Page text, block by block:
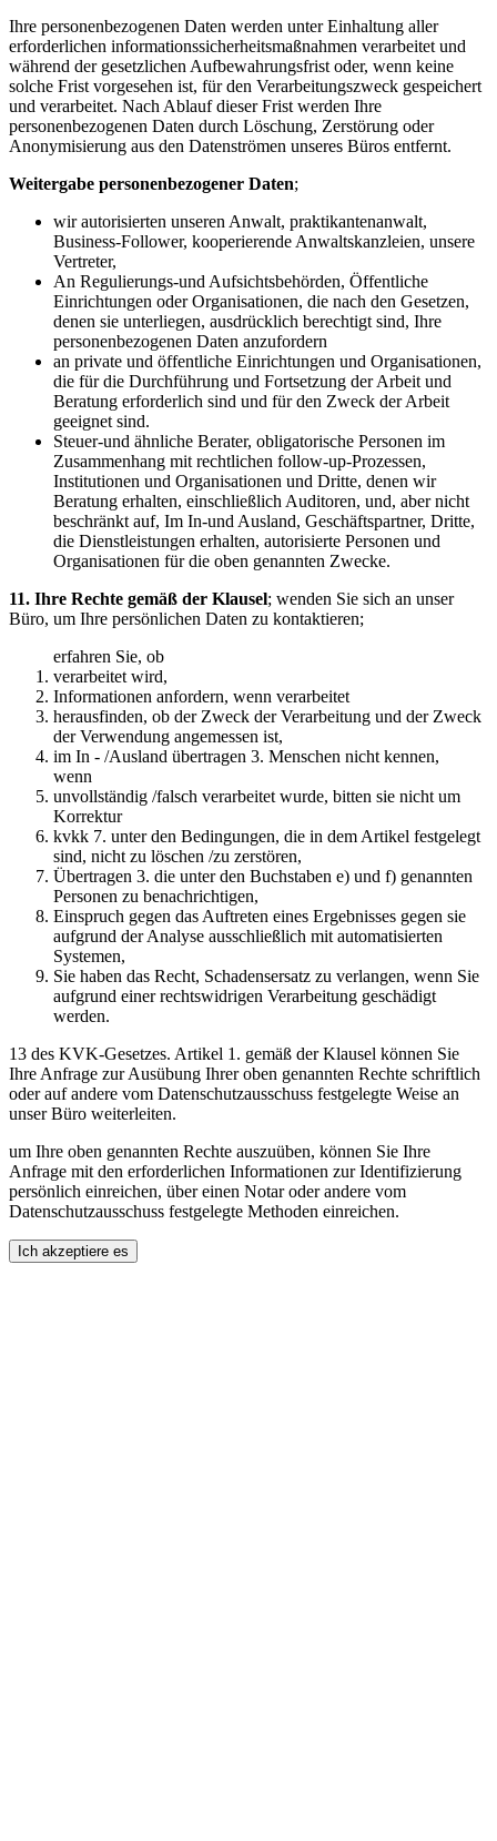
Ihre personenbezogenen Daten werden unter Einhaltung aller
erforderlichen informationssicherheitsmaßnahmen verarbeitet und
während der gesetzlichen Aufbewahrungsfrist oder, wenn keine
solche Frist vorgesehen ist, für den Verarbeitungszweck gespeichert
und verarbeitet. Nach Ablauf dieser Frist werden Ihre
personenbezogenen Daten durch Löschung, Zerstörung oder
Anonymisierung aus den Datenströmen unseres Büros entfernt.
Weitergabe personenbezogener Daten;
wir autorisierten unseren Anwalt, praktikantenanwalt,
Business-Follower, kooperierende Anwaltskanzleien, unsere
Vertreter,
An Regulierungs-und Aufsichtsbehörden, Öffentliche
Einrichtungen oder Organisationen, die nach den Gesetzen,
denen sie unterliegen, ausdrücklich berechtigt sind, Ihre
personenbezogenen Daten anzufordern
an private und öffentliche Einrichtungen und Organisationen,
die für die Durchführung und Fortsetzung der Arbeit und
Beratung erforderlich sind und für den Zweck der Arbeit
geeignet sind.
Steuer-und ähnliche Berater, obligatorische Personen im
Zusammenhang mit rechtlichen follow-up-Prozessen,
Institutionen und Organisationen und Dritte, denen wir
Beratung erhalten, einschließlich Auditoren, und, aber nicht
beschränkt auf, Im In-und Ausland, Geschäftspartner, Dritte,
die Dienstleistungen erhalten, autorisierte Personen und
Organisationen für die oben genannten Zwecke.
11. Ihre Rechte gemäß der Klausel; wenden Sie sich an unser
Büro, um Ihre persönlichen Daten zu kontaktieren;
erfahren Sie, ob
verarbeitet wird,
Informationen anfordern, wenn verarbeitet
herausfinden, ob der Zweck der Verarbeitung und der Zweck
der Verwendung angemessen ist,
im In - /Ausland übertragen 3. Menschen nicht kennen,
wenn
unvollständig /falsch verarbeitet wurde, bitten sie nicht um
Korrektur
kvkk 7. unter den Bedingungen, die in dem Artikel festgelegt
sind, nicht zu löschen /zu zerstören,
Übertragen 3. die unter den Buchstaben e) und f) genannten
Personen zu benachrichtigen,
Einspruch gegen das Auftreten eines Ergebnisses gegen sie
aufgrund der Analyse ausschließlich mit automatisierten
Systemen,
Sie haben das Recht, Schadensersatz zu verlangen, wenn Sie
aufgrund einer rechtswidrigen Verarbeitung geschädigt
werden.
13 des KVK-Gesetzes. Artikel 1. gemäß der Klausel können Sie
Ihre Anfrage zur Ausübung Ihrer oben genannten Rechte schriftlich
oder auf andere vom Datenschutzausschuss festgelegte Weise an
unser Büro weiterleiten.
um Ihre oben genannten Rechte auszuüben, können Sie Ihre
Anfrage mit den erforderlichen Informationen zur Identifizierung
persönlich einreichen, über einen Notar oder andere vom
Datenschutzausschuss festgelegte Methoden einreichen.
Ich akzeptiere es